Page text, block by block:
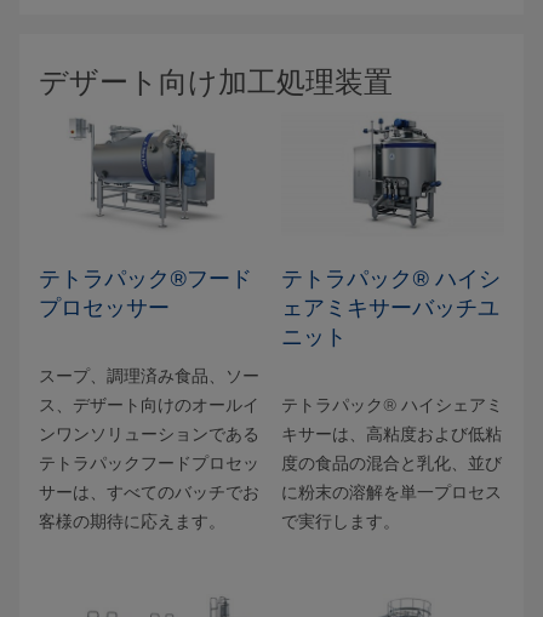
デザート向け加工処理装置
テトラパック®フード
プロセッサー
スープ、調理済み食品、ソー
ス、デザート向けのオールイ
ンワンソリューションである
テトラパックフードプロセッ
サーは、すべてのバッチでお
客様の期待に応えます。
テトラパック® ハイシ
ェアミキサーバッチユ
ニット
テトラパック® ハイシェアミ
キサーは、高粘度および低粘
度の食品の混合と乳化、並び
に粉末の溶解を単一プロセス
で実行します。